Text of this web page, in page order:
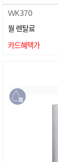
WK370
월 렌탈료
카드혜택가